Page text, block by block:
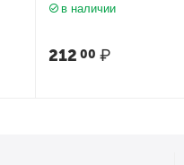
в наличии
212 00 ₽